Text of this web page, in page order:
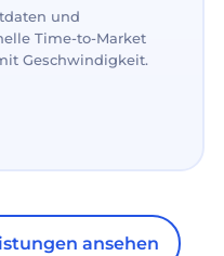
und
Time-to-Market
Geschwindigkeit.
ansehen